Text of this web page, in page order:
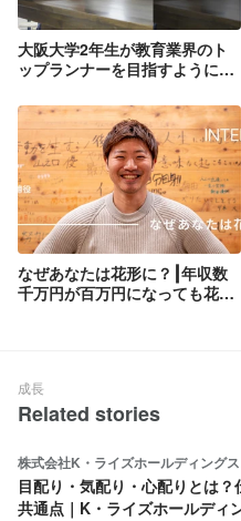
大阪大学2年生が教育業界のト
ップランナーを目指すようにな
なぜあなたは花形に？┃年収数
千万円が百万円になっても花形
成長
Related stories
株式会社K・ライズホールディングス
目配り・気配り・心配りとは
共通点｜K・ライズホールディ